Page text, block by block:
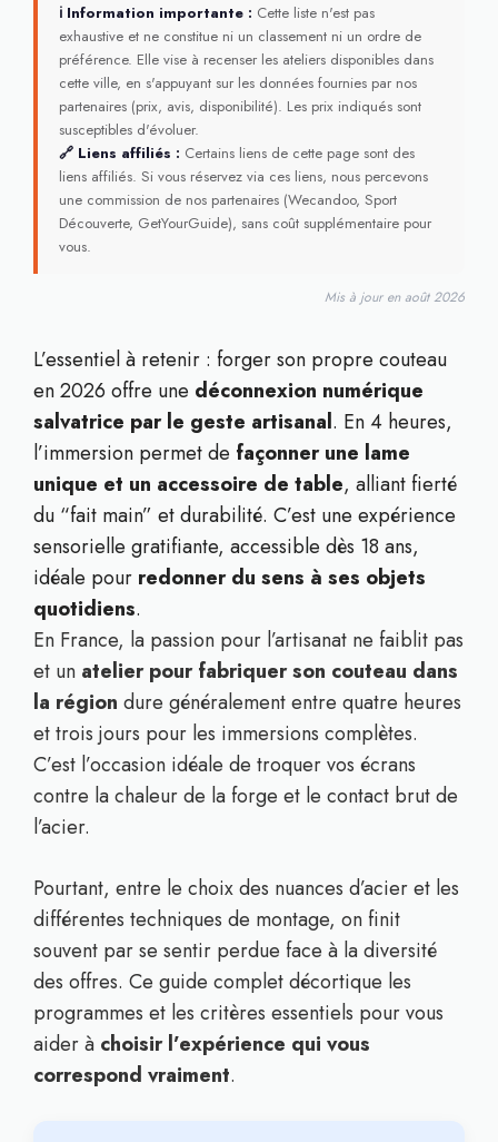
ℹ Information importante : Cette liste n'est pas
exhaustive et ne constitue ni un classement ni un ordre de
préférence. Elle vise à recenser les ateliers disponibles dans
cette ville, en s'appuyant sur les données fournies par nos
partenaires (prix, avis, disponibilité). Les prix indiqués sont
susceptibles d'évoluer.
🔗 Liens affiliés : Certains liens de cette page sont des
liens affiliés. Si vous réservez via ces liens, nous percevons
une commission de nos partenaires (Wecandoo, Sport
Découverte, GetYourGuide), sans coût supplémentaire pour
vous.
Mis à jour en août 2026
L’essentiel à retenir : forger son propre couteau
en 2026 offre une déconnexion numérique
salvatrice par le geste artisanal. En 4 heures,
l’immersion permet de façonner une lame
unique et un accessoire de table, alliant fierté
du “fait main” et durabilité. C’est une expérience
sensorielle gratifiante, accessible dès 18 ans,
idéale pour redonner du sens à ses objets
quotidiens.
En France, la passion pour l’artisanat ne faiblit pas
et un atelier pour fabriquer son couteau dans
la région dure généralement entre quatre heures
et trois jours pour les immersions complètes.
C’est l’occasion idéale de troquer vos écrans
contre la chaleur de la forge et le contact brut de
l’acier.
Pourtant, entre le choix des nuances d’acier et les
différentes techniques de montage, on finit
souvent par se sentir perdue face à la diversité
des offres. Ce guide complet décortique les
programmes et les critères essentiels pour vous
aider à choisir l’expérience qui vous
correspond vraiment.